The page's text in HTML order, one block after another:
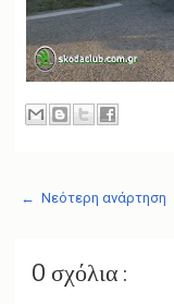
← Νεότερη ανάρτηση
0 σχόλια :